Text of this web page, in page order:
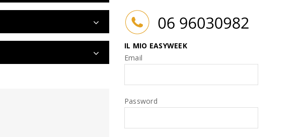
IL MIO EASYWEEK
Email
Password